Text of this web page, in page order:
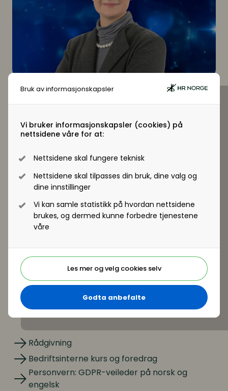
Bruk av informasjonskapsler
Vi bruker informasjonskapsler (cookies) på
nettsidene våre for at:
Nettsidene skal fungere teknisk
Nettsidene skal tilpasses din bruk, dine valg og
dine innstillinger
Vi kan samle statistikk på hvordan nettsidene
brukes, og dermed kunne forbedre tjenestene
våre
Les mer og velg cookies selv
Godta anbefalte
Hvordan fremme inkludering
gjennom teknologi
Rapporter
Mangfold som virker
Last ned (2.26MB)
Gå til Rapporter
Verktøy
Rådgivning
Rådgivning
Bedriftsinterne kurs og foredrag
Bedriftsinterne kurs og foredrag
Personvern: GDPR-veileder på norsk og
engelsk
Personvern: GDPR-veileder på norsk og engelsk